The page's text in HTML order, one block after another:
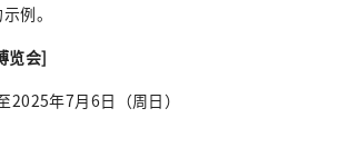
例。
览会]
2025年7月6日（周日）